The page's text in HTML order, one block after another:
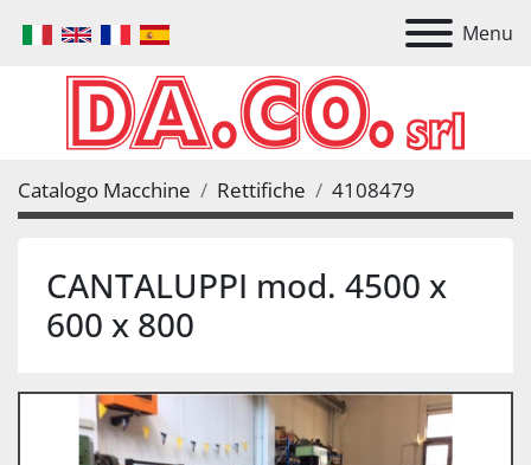
Menu
Catalogo Macchine Rettifiche 4108479
CANTALUPPI mod. 4500 x
600 x 800